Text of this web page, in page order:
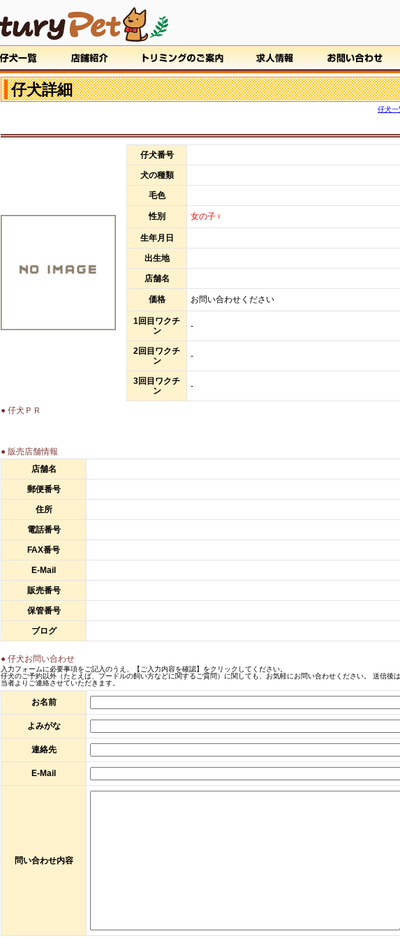
仔犬詳細
仔犬一
仔犬番号
犬の種類
毛色
性別 女の子♀
生年月日
出生地
店舗名
価格 お問い合わせください
1回目ワクチ
ン
-
2回目ワクチ
ン
-
3回目ワクチ
ン
-
● 仔犬ＰＲ
● 販売店舗情報
店舗名
郵便番号
住所
電話番号
FAX番号
E-Mail
販売番号
保管番号
ブログ
● 仔犬お問い合わせ
入力フォームに必要事項をご記入のうえ、【ご入力内容を確認】をクリックしてください。
仔犬のご予約以外（たとえば、プードルの飼い方などに関するご質問）に関しても、お気軽にお問い合わせください。 送信後
当者よりご連絡させていただきます。
お名前
よみがな
連絡先
E-Mail
問い合わせ内容